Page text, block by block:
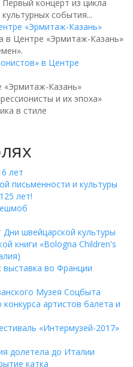
концерт из цикла
события...
«Эрмитаж-Казань»
в Центре «Эрмитаж-Казань»
в Центре
«Эрмитаж-Казань»
и их эпоха»
в стиле
лет
письменности и культуры
лет!
швейцарской культуры
книги «Bologna Children's
во Франции
Музея Соцбыта
артистов балета и
«Интермузей-2017»
долетела до Италии
катка